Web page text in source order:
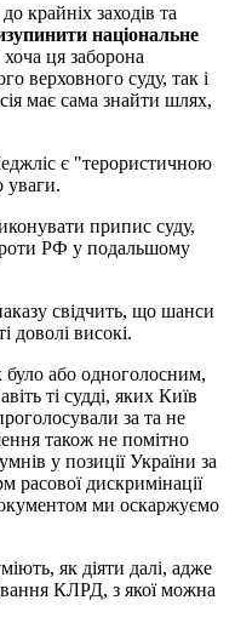
крайніх заходів та
національне
хоча ця заборона
верховного суду, так і
має сама знайти шлях,
є "терористичною
уваги.
припис суду,
РФ у подальшому
свідчить, що шанси
доволі високі.
було або одноголосним,
ті судді, яких Київ
за та не
також не помітно
у позиції України за
расової дискримінації
ми оскаржуємо
як діяти далі, адже
КЛРД, з якої можна